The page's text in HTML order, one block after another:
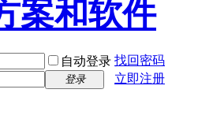
自动登录 找回密码
登录 立即注册